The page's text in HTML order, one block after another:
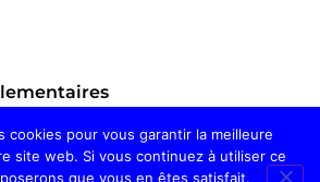
dans le monde la
cookies pour vous garantir la meilleure
site web. Si vous continuez à utiliser ce
que vous en êtes satisfait.